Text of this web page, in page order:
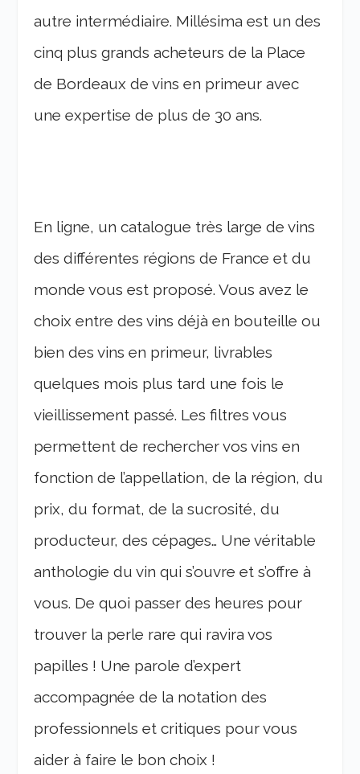
autre intermédiaire. Millésima est un des
cinq plus grands acheteurs de la Place
de Bordeaux de vins en primeur avec
une expertise de plus de 30 ans.
En ligne, un catalogue très large de vins
des différentes régions de France et du
monde vous est proposé. Vous avez le
choix entre des vins déjà en bouteille ou
bien des vins en primeur, livrables
quelques mois plus tard une fois le
vieillissement passé. Les filtres vous
permettent de rechercher vos vins en
fonction de l’appellation, de la région, du
prix, du format, de la sucrosité, du
producteur, des cépages… Une véritable
anthologie du vin qui s’ouvre et s’offre à
vous. De quoi passer des heures pour
trouver la perle rare qui ravira vos
papilles ! Une parole d’expert
accompagnée de la notation des
professionnels et critiques pour vous
aider à faire le bon choix !